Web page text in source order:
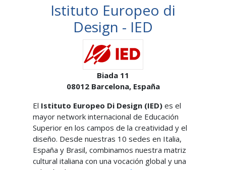
Istituto Europeo di
Design - IED
Biada 11
08012 Barcelona, España
El Istituto Europeo Di Design (IED) es el
mayor network internacional de Educación
Superior en los campos de la creatividad y el
diseño. Desde nuestras 10 sedes en Italia,
España y Brasil, combinamos nuestra matriz
cultural italiana con una vocación global y una